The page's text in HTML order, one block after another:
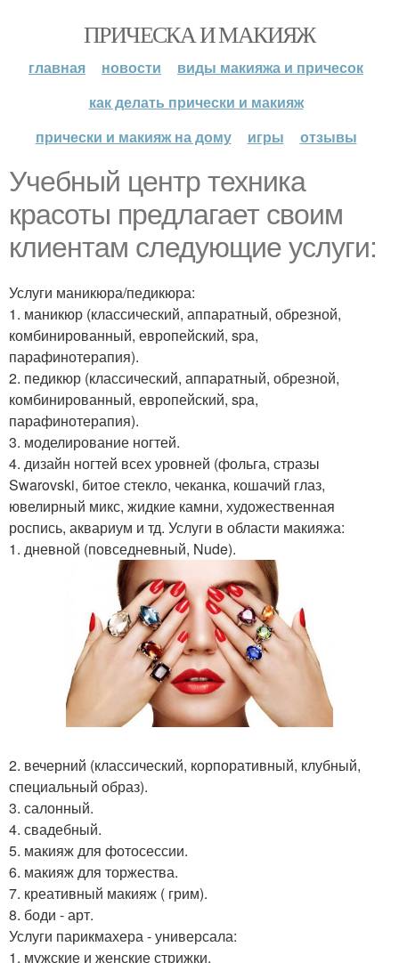
ПРИЧЕСКА И МАКИЯЖ
главная новости
виды макияжа и причесок
как делать прически и макияж
прически и макияж на дому
игры отзывы
Учебный центр техника
красоты предлагает своим
клиентам следующие услуги:
Услуги маникюра/педикюра:
1. маникюр (классический, аппаратный, обрезной,
комбинированный, европейский, spa,
парафинотерапия).
2. педикюр (классический, аппаратный, обрезной,
комбинированный, европейский, spa,
парафинотерапия).
3. моделирование ногтей.
4. дизайн ногтей всех уровней (фольга, стразы
Swarovski, битое стекло, чеканка, кошачий глаз,
ювелирный микс, жидкие камни, художественная
роспись, аквариум и тд. Услуги в области макияжа:
1. дневной (повседневный, Nude).
2. вечерний (классический, корпоративный, клубный,
специальный образ).
3. салонный.
4. свадебный.
5. макияж для фотосессии.
6. макияж для торжества.
7. креативный макияж ( грим).
8. боди - арт.
Услуги парикмахера - универсала:
1. мужские и женские стрижки.